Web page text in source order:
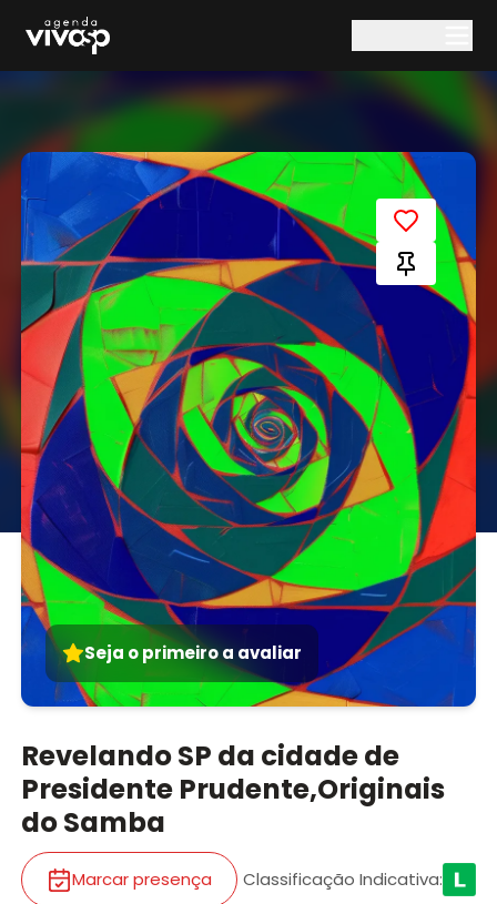
Seja o primeiro a avaliar
Revelando SP da cidade de
Presidente Prudente,Originais
do Samba
Marcar presença Classificação Indicativa: